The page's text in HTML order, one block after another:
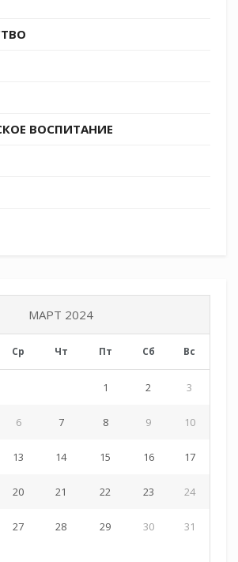
ВОСПИТАНИЕ
МАРТ 2024
Ср Чт Пт Сб Вс
1 2 3
6 7 8 9 10
13 14 15 16 17
20 21 22 23 24
27 28 29 30 31